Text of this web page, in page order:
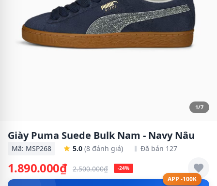
1/7
Giày Puma Suede Bulk Nam - Navy Nâu
Mã: MSP268 5.0 (8 đánh giá) Đã bán 127
1.890.000₫ 2.500.000₫ -24%
APP -100K